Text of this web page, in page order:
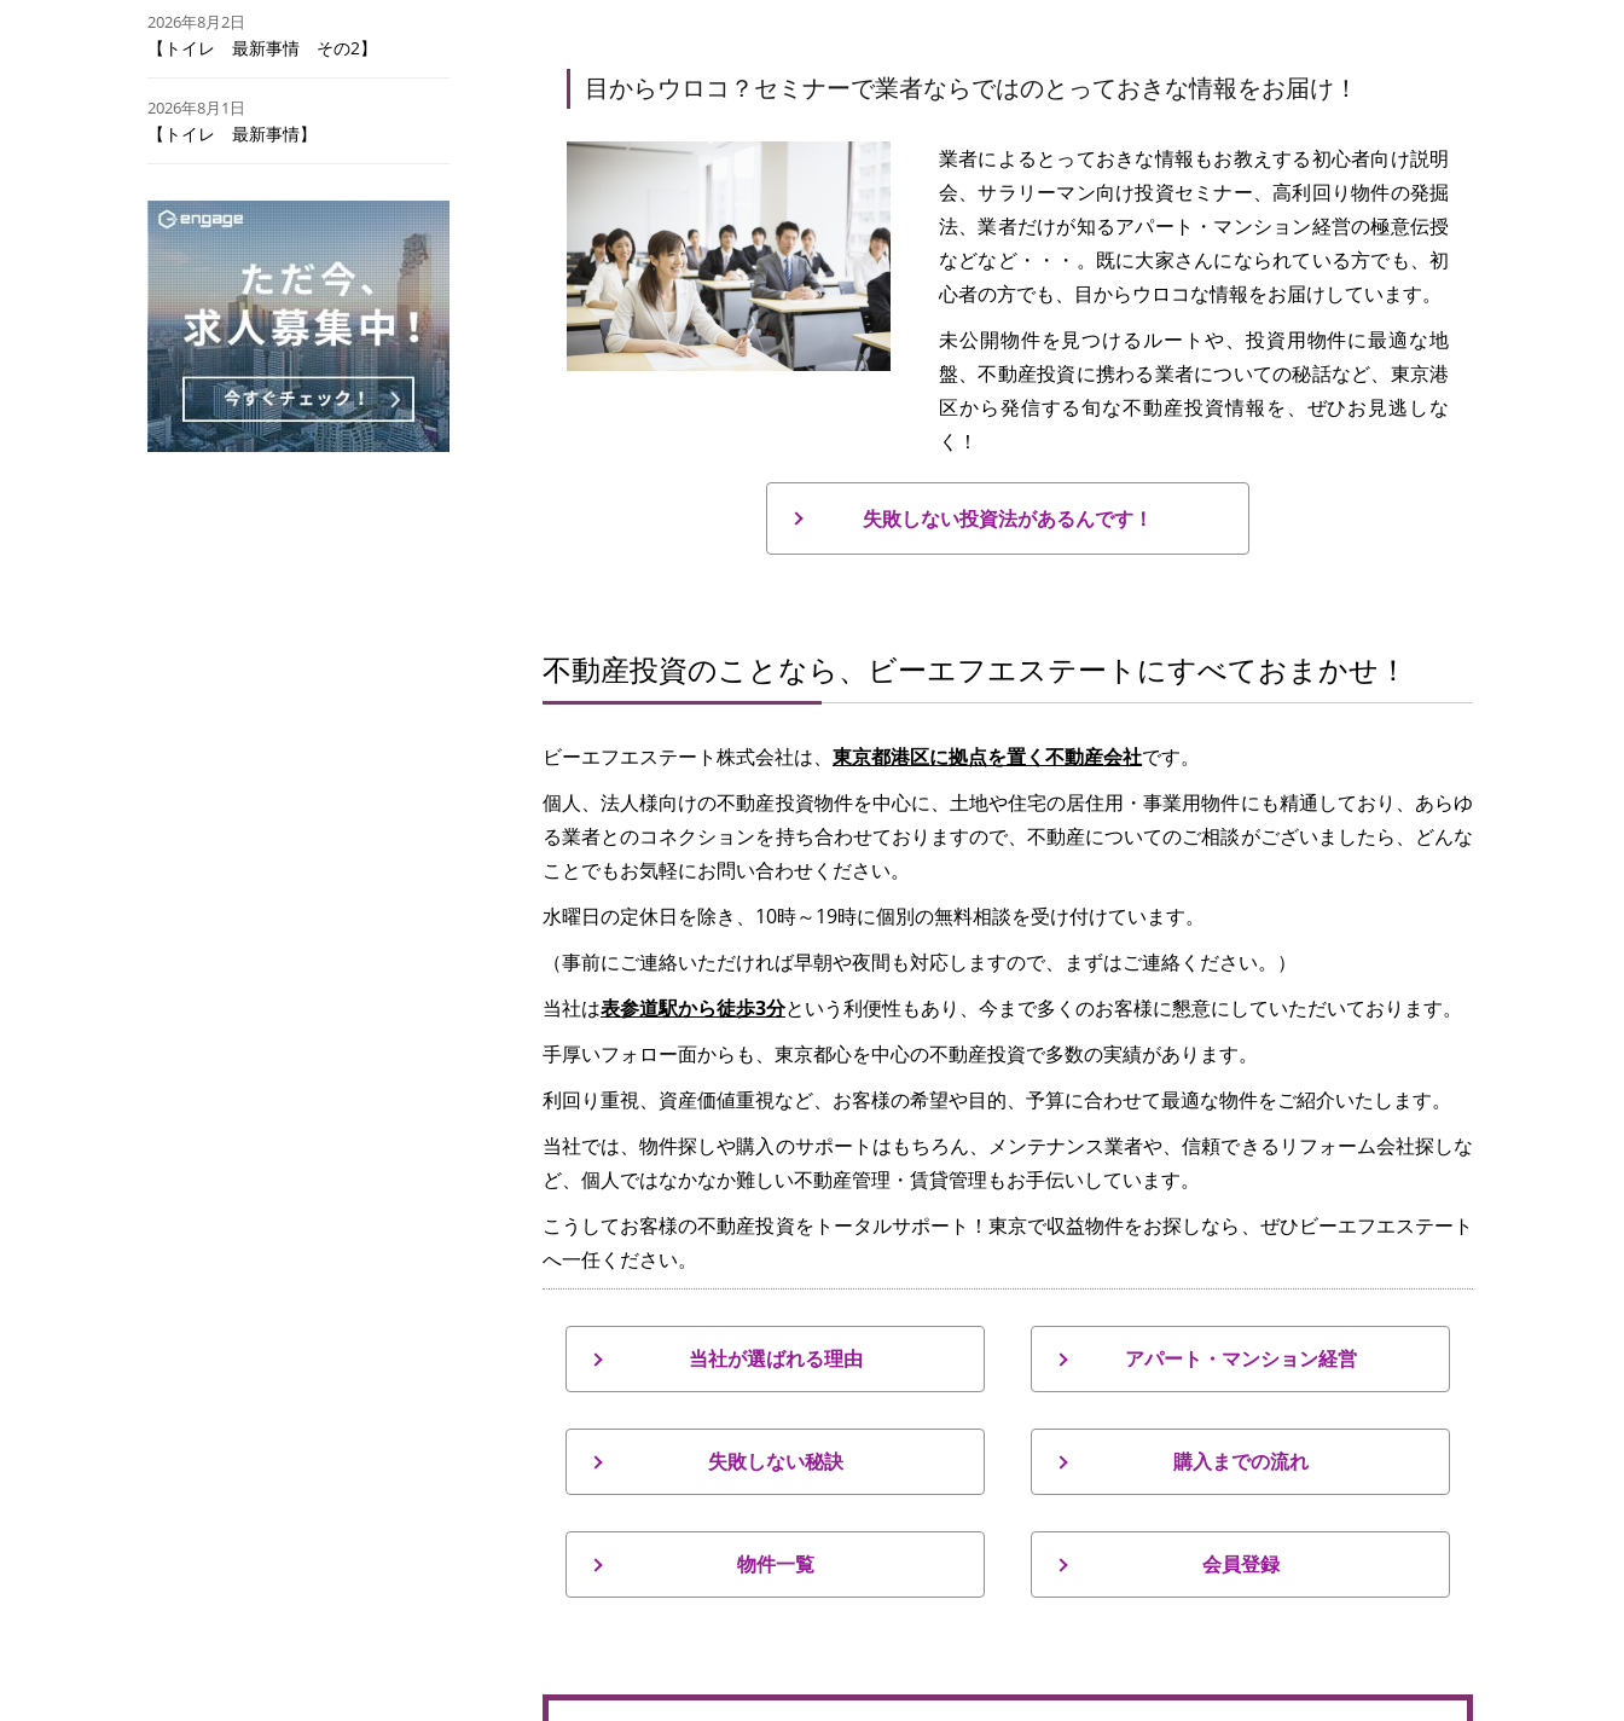
目からウロコ？セミナーで業者ならではのとっておきな情報をお届け！
業者によるとっておきな情報もお教えする初心者向け説明
会、サラリーマン向け投資セミナー、高利回り物件の発掘
法、業者だけが知るアパート・マンション経営の極意伝授
などなど・・・。既に大家さんになられている方でも、初
心者の方でも、目からウロコな情報をお届けしています。
未公開物件を見つけるルートや、投資用物件に最適な地
盤、不動産投資に携わる業者についての秘話など、東京港
区から発信する旬な不動産投資情報を、ぜひお見逃しな
く！
失敗しない投資法があるんです！
不動産投資のことなら、ビーエフエステートにすべておまかせ！
ビーエフエステート株式会社は、 東京都港区に拠点を置く不動産会社です。
個人、法人様向けの不動産投資物件を中心に、土地や住宅の居住用・事業用物件にも精通しており、あらゆ
る業者とのコネクションを持ち合わせておりますので、不動産についてのご相談がございましたら、どんな
ことでもお気軽にお問い合わせください。
水曜日の定休日を除き、10時～19時に個別の無料相談を受け付けています。
（事前にご連絡いただければ早朝や夜間も対応しますので、まずはご連絡ください。）
当社は表参道駅から徒歩3分という利便性もあり、今まで多くのお客様に懇意にしていただいております。
手厚いフォロー面からも、東京都心を中心の不動産投資で多数の実績があります。
利回り重視、資産価値重視など、お客様の希望や目的、予算に合わせて最適な物件をご紹介いたします。
当社では、物件探しや購入のサポートはもちろん、メンテナンス業者や、信頼できるリフォーム会社探しな
ど、個人ではなかなか難しい不動産管理・賃貸管理もお手伝いしています。
こうしてお客様の不動産投資をトータルサポート！東京で収益物件をお探しなら、ぜひビーエフエステート
へ一任ください。
当社が選ばれる理由 アパート・マンション経営
失敗しない秘訣 購入までの流れ
物件一覧 会員登録
2026年8月2日
【トイレ 最新事情 その2】
2026年8月1日
【トイレ 最新事情】